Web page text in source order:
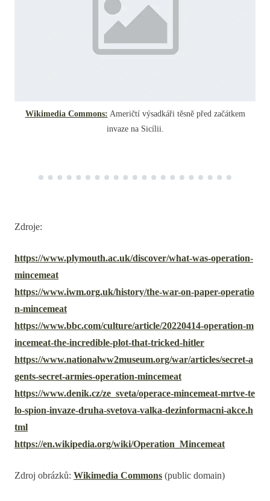
Wikimedia Commons: Američtí výsadkáři těsně před začátkem
invaze na Sicílii.
Zdroje:
https://www.plymouth.ac.uk/discover/what-was-operation-
mincemeat
https://www.iwm.org.uk/history/the-war-on-paper-operatio
n-mincemeat
https://www.bbc.com/culture/article/20220414-operation-m
incemeat-the-incredible-plot-that-tricked-hitler
https://www.nationalww2museum.org/war/articles/secret-a
gents-secret-armies-operation-mincemeat
https://www.denik.cz/ze_sveta/operace-mincemeat-mrtve-te
lo-spion-invaze-druha-svetova-valka-dezinformacni-akce.h
tml
https://en.wikipedia.org/wiki/Operation_Mincemeat
Zdroj obrázků: Wikimedia Commons (public domain)